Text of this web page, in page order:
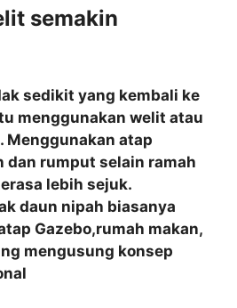
semakin
sedikit yang kembali ke
menggunakan welit atau
Menggunakan atap
dan rumput selain ramah
lebih sejuk.
daun nipah biasanya
Gazebo,rumah makan,
mengusung konsep